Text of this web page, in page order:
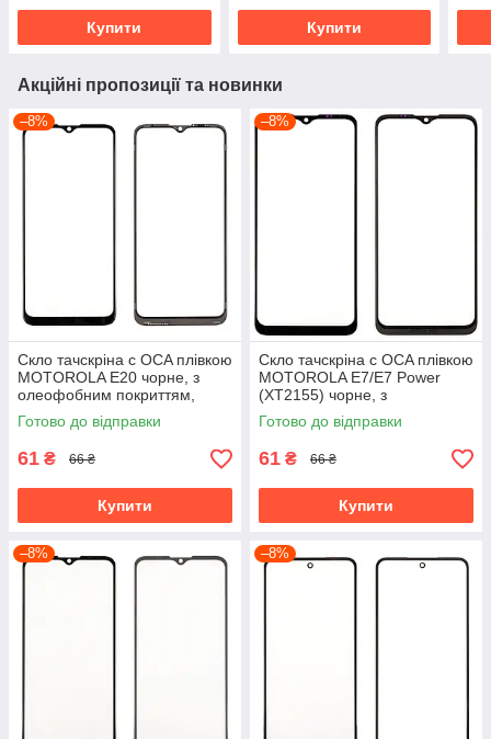
Купити Купити
Акційні пропозиції та новинки
–8%
Скло тачскріна c OCA плівкою
MOTOROLA E20 чорне, з
олеофобним покриттям,
загартоване
Готово до відправки
61 ₴ 66 ₴
Купити
–8%
Скло тачскріна c OCA плівкою
MOTOROLA E7/E7 Power
(XT2155) чорне, з
олеофобним покриттям,
загартоване
Готово до відправки
61 ₴ 66 ₴
Купити
–8% –8%